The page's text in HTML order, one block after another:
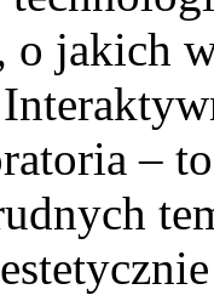
jakich
–